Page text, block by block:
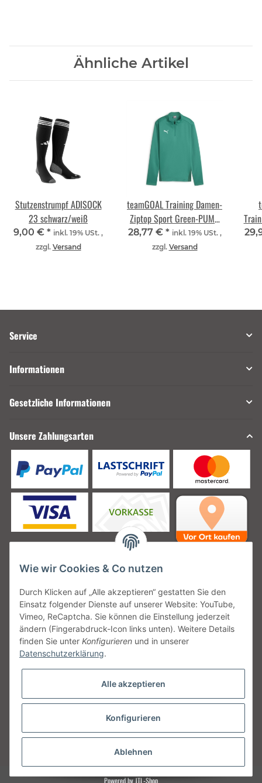
Ähnliche Artikel
Stutzenstrumpf ADISOCK
23 schwarz/weiß
9,00 € * inkl. 19% USt. ,
zzgl. Versand
teamGOAL Training Damen-
Ziptop Sport Green-PUMA
White-Power Green
28,77 € * inkl. 19% USt. ,
zzgl. Versand
Service
Informationen
Gesetzliche Informationen
Unsere Zahlungsarten
Unsere Versanddienstleister
Unsere Communities
Vertrag widerrufen
* Alle Preise inkl. gesetzlicher USt., zzgl.
Powered byJTL-Shop
Wie wir Cookies & Co nutzen
Durch Klicken auf „Alle akzeptieren“ gestatten Sie den
Einsatz folgender Dienste auf unserer Website: YouTube,
Vimeo, ReCaptcha. Sie können die Einstellung jederzeit
ändern (Fingerabdruck-Icon links unten). Weitere Details
finden Sie unter Konfigurieren und in unserer
Datenschutzerklärung.
Alle akzeptieren
Konfigurieren
Ablehnen